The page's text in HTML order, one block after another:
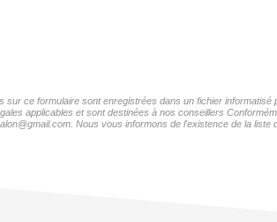
sur ce formulaire sont enregistrées dans un fichier
applicables et sont destinées à nos conseillers
Nous vous informons de l'existence de la